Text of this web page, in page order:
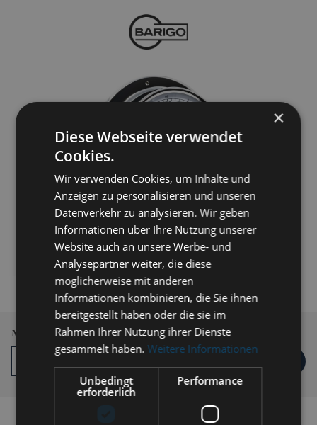
159,00 € *
zzgl. Versandkosten
Lieferzeit 3-5 Werktage
Menge
Auf die Vergleichsliste setzen
×
Diese Webseite verwendet
Cookies.
Wir verwenden Cookies, um Inhalte und
Anzeigen zu personalisieren und unseren
Datenverkehr zu analysieren. Wir geben
Informationen über Ihre Nutzung unserer
Website auch an unsere Werbe- und
Analysepartner weiter, die diese
möglicherweise mit anderen
Informationen kombinieren, die Sie ihnen
bereitgestellt haben oder die sie im
Rahmen Ihrer Nutzung ihrer Dienste
gesammelt haben.Weitere Informationen
Unbedingt
erforderlich
Performance